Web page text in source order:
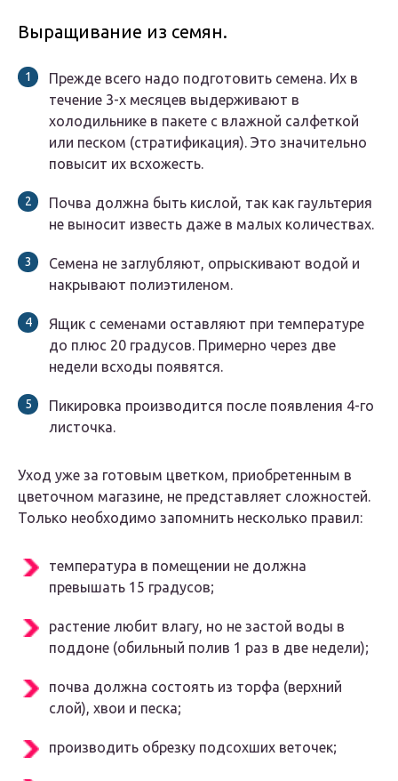
Выращивание из семян.
Прежде всего надо подготовить семена. Их в
течение 3-х месяцев выдерживают в
холодильнике в пакете с влажной салфеткой
или песком (стратификация). Это значительно
повысит их всхожесть.
Почва должна быть кислой, так как гаультерия
не выносит известь даже в малых количествах.
Семена не заглубляют, опрыскивают водой и
накрывают полиэтиленом.
Ящик с семенами оставляют при температуре
до плюс 20 градусов. Примерно через две
недели всходы появятся.
Пикировка производится после появления 4-го
листочка.
Уход уже за готовым цветком, приобретенным в
цветочном магазине, не представляет сложностей.
Только необходимо запомнить несколько правил:
температура в помещении не должна
превышать 15 градусов;
растение любит влагу, но не застой воды в
поддоне (обильный полив 1 раз в две недели);
почва должна состоять из торфа (верхний
слой), хвои и песка;
производить обрезку подсохших веточек;